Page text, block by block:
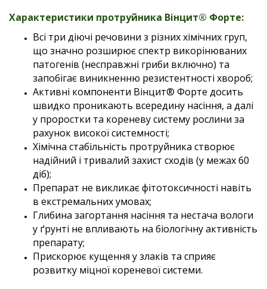
Характеристики протруйника Вінцит® Форте:
Всі три діючі речовини з різних хімічних груп,
що значно розширює спектр викорінюваних
патогенів (несправжні гриби включно) та
запобігає виникненню резистентності хвороб;
Активні компоненти Вінцит® Форте досить
швидко проникають всередину насіння, а далі
у проростки та кореневу систему рослини за
рахунок високої системності;
Хімічна стабільність протруйника створює
надійний і тривалий захист сходів (у межах 60
діб);
Препарат не викликає фітотоксичності навіть
в екстремальних умовах;
Глибина загортання насіння та нестача вологи
у ґрунті не впливають на біологічну активність
препарату;
Прискорює кущення у злаків та сприяє
розвитку міцної кореневої системи.